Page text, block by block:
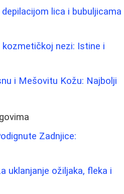
lica i bubuljicama
nezi: Istine i
i Mešovitu Kožu: Najbolji
Zadnjice:
uklanjanje ožiljaka, fleka i